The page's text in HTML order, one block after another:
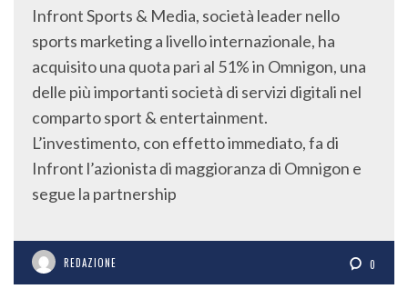
Infront Sports & Media, società leader nello
sports marketing a livello internazionale, ha
acquisito una quota pari al 51% in Omnigon, una
delle più importanti società di servizi digitali nel
comparto sport & entertainment.
L’investimento, con effetto immediato, fa di
Infront l’azionista di maggioranza di Omnigon e
segue la partnership
REDAZIONE 0